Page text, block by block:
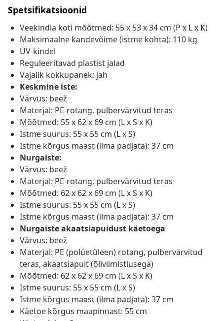
Spetsifikatsioonid
Veekindla koti mõõtmed: 55 x 53 x 34 cm (P x L x K)
Maksimaalne kandevõime (istme kohta): 110 kg
UV-kindel
Reguleeritavad plastist jalad
Vajalik kokkupanek: jah
Keskmine iste:
Värvus: beež
Materjal: PE-rotang, pulbervärvitud teras
Mõõtmed: 55 x 62 x 69 cm (L x S x K)
Istme suurus: 55 x 55 cm (L x S)
Istme kõrgus maast (ilma padjata): 37 cm
Nurgaiste:
Värvus: beež
Materjal: PE-rotang, pulbervärvitud teras
Mõõtmed: 62 x 62 x 69 cm (L x S x K)
Istme suurus: 55 x 55 cm (L x S)
Istme kõrgus maast (ilma padjata): 37 cm
Nurgaiste akaatsiapuidust käetoega
Värvus: beež
Materjal: PE (polüetüleen) rotang, pulbervärvitud
teras, akaatsiapuit (õliviimistlusega)
Mõõtmed: 62 x 62 x 69 cm (L x S x K)
Istme suurus: 55 x 55 cm (L x S)
Istme kõrgus maast (ilma padjata): 37 cm
Käetoe kõrgus maapinnast: 55 cm